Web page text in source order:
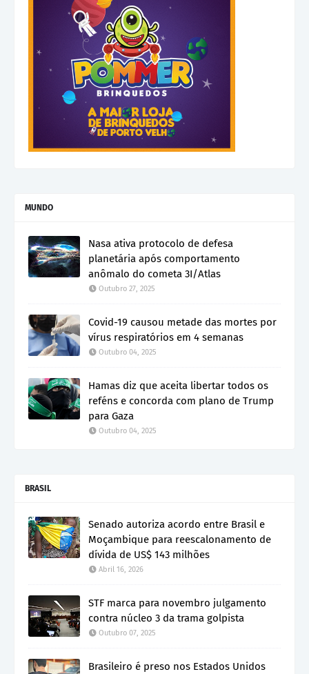
MUNDO
Nasa ativa protocolo de defesa
planetária após comportamento
anômalo do cometa 3I/Atlas
Outubro 27, 2025
Covid-19 causou metade das mortes por
vírus respiratórios em 4 semanas
Outubro 04, 2025
Hamas diz que aceita libertar todos os
reféns e concorda com plano de Trump
para Gaza
Outubro 04, 2025
BRASIL
Senado autoriza acordo entre Brasil e
Moçambique para reescalonamento de
dívida de US$ 143 milhões
Abril 16, 2026
STF marca para novembro julgamento
contra núcleo 3 da trama golpista
Outubro 07, 2025
Brasileiro é preso nos Estados Unidos